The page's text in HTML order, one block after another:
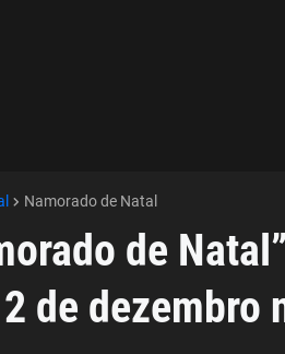
Namorado de Natal
de
de dezembro